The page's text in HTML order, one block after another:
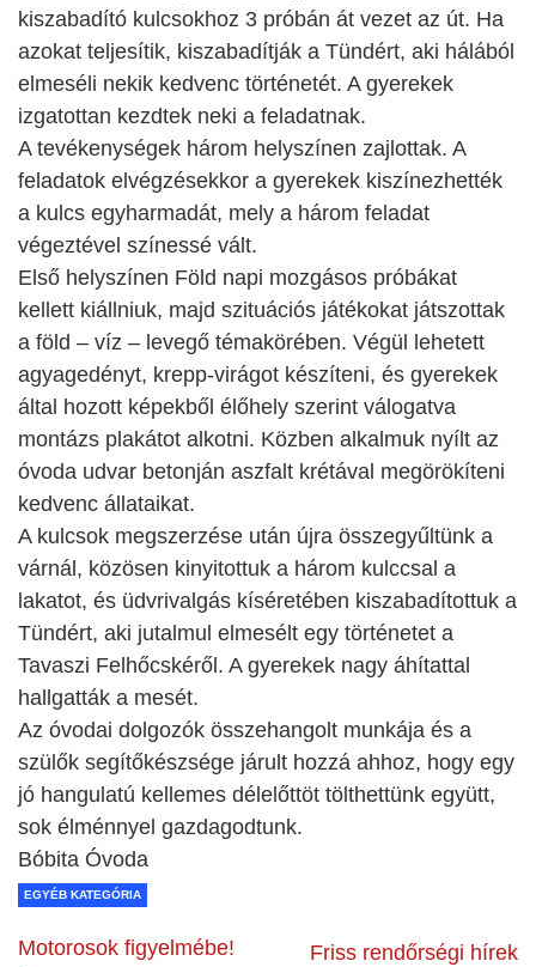
kiszabadító kulcsokhoz 3 próbán át vezet az út. Ha
azokat teljesítik, kiszabadítják a Tündért, aki hálából
elmeséli nekik kedvenc történetét. A gyerekek
izgatottan kezdtek neki a feladatnak.
A tevékenységek három helyszínen zajlottak. A
feladatok elvégzésekkor a gyerekek kiszínezhették
a kulcs egyharmadát, mely a három feladat
végeztével színessé vált.
Első helyszínen Föld napi mozgásos próbákat
kellett kiállniuk, majd szituációs játékokat játszottak
a föld – víz – levegő témakörében. Végül lehetett
agyagedényt, krepp-virágot készíteni, és gyerekek
által hozott képekből élőhely szerint válogatva
montázs plakátot alkotni. Közben alkalmuk nyílt az
óvoda udvar betonján aszfalt krétával megörökíteni
kedvenc állataikat.
A kulcsok megszerzése után újra összegyűltünk a
várnál, közösen kinyitottuk a három kulccsal a
lakatot, és üdvrivalgás kíséretében kiszabadítottuk a
Tündért, aki jutalmul elmesélt egy történetet a
Tavaszi Felhőcskéről. A gyerekek nagy áhítattal
hallgatták a mesét.
Az óvodai dolgozók összehangolt munkája és a
szülők segítőkészsége járult hozzá ahhoz, hogy egy
jó hangulatú kellemes délelőttöt tölthettünk együtt,
sok élménnyel gazdagodtunk.
Bóbita Óvoda
EGYÉB KATEGÓRIA
Motorosok figyelmébe!
Friss rendőrségi hírek